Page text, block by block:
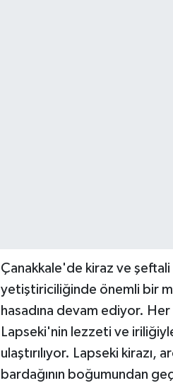
Çanakkale'de kiraz ve
yetiştiriciliğinde önemli bir
hasadına devam ediyor.
Lapseki'nin lezzeti ve
ulaştırılıyor. Lapseki kirazı,
bardağının boğumundan